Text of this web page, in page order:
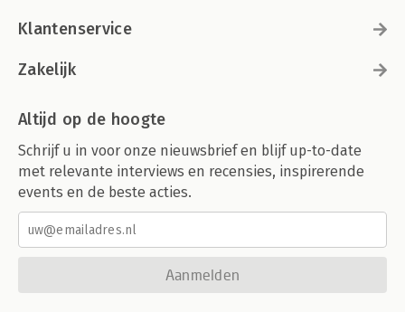
Klantenservice
Zakelijk
Altijd op de hoogte
Schrijf u in voor onze nieuwsbrief en blijf up-to-date
met relevante interviews en recensies, inspirerende
events en de beste acties.
Aanmelden